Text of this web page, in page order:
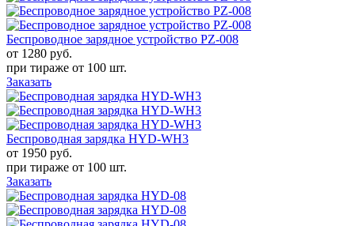
Беспроводное зарядное устройство PZ-008
от 1280 руб.
при тираже от 100 шт.
Заказать
Беспроводная зарядка HYD-WH3
от 1950 руб.
при тираже от 100 шт.
Заказать